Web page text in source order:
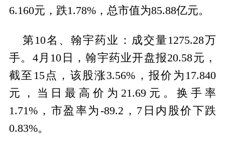
6.160元，跌1.78%，总市值为85.88亿元。
第10名、翰宇药业：成交量1275.28万
手。4月10日，翰宇药业开盘报20.58元，
截至15点，该股涨3.56%，报价为17.840
元，当日最高价为21.69元。换手率
1.71%，市盈率为-89.2，7日内股价下跌
0.83%。